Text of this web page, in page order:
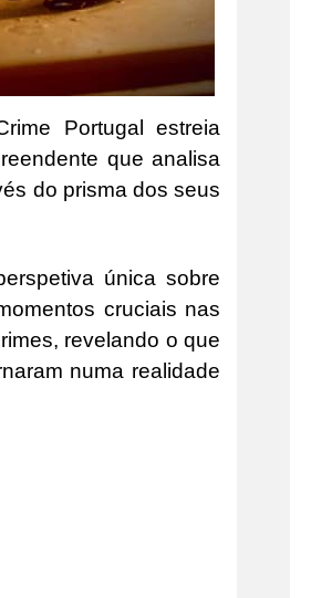
Portugal estreia
que analisa
do prisma dos seus
única sobre
cruciais nas
revelando o que
numa realidade